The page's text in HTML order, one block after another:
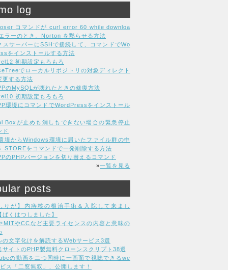
log
コマンドが curl error 60 while downloa
ラーのとき、Norton を黙らせる方法
スサーバーにSSHで接続して、コマンドでWo
をインストールする方法
初期設定もろもろ
でローカルリポジトリの対象ディレクト
更する方法
のMySQLが壊れたときの修復方法
初期設定もろもろ
環境にコマンドでWordPressをインストール
Boxが止めも消しもできない場合の緊急停止
ド
境からWindows環境に届いたファイル群の中
をコマンドで一発削除する方法
のPHPバージョンを切り替えるコマンド
»一覧を見る
posts
りが】内痔核の根治手術＆入院して来まし
ばくはつしました】
MITやCCなど主要ライセンスの内容と意味の
の文字化けを解読するWebサービス3選
サイトのPHP製無料クローンスクリプト38選
の動画を二つ同時に一画面で視聴できるwe
ス「二窓無双」、公開します！